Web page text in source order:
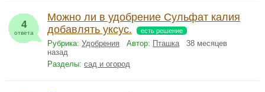
4
ответа
Можно ли в удобрение Сульфат калия
добавлять уксус.
есть решение
Рубрика: Удобрения Автор: Пташка38 месяцев
назад
Разделы: сад и огород